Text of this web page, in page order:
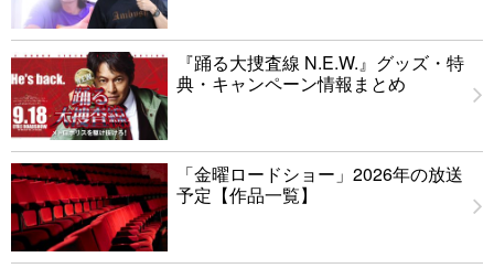
『踊る大捜査線 N.E.W.』グッズ・特
典・キャンペーン情報まとめ
「金曜ロードショー」2026年の放送
予定【作品一覧】